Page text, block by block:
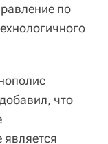
по
что